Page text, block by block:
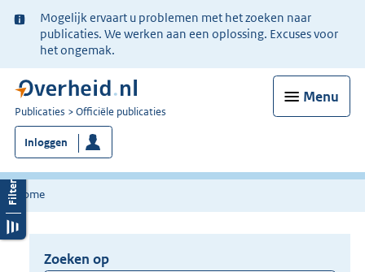
Ter
informatie:
Mogelijk ervaart u problemen met het zoeken naar
publicaties. We werken aan een oplossing. Excuses voor
het ongemak.
Menu
U
bent
nu
hier:
Publicaties Officiële publicaties
Inloggen
Home
Zoeken op